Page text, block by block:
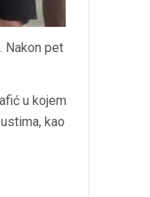
Nakon pet
u kojem
kao